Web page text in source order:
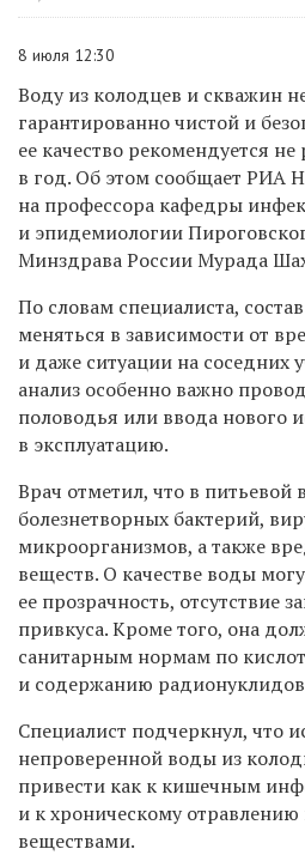
8 июля 12:30
Воду из колодцев и скважин
гарантированно чистой и
ее качество рекомендуется
в год. Об этом сообщает РИА
на профессора кафедры
и эпидемиологии
Минздрава России Мурада
По словам специалиста,
меняться в зависимости от
и даже ситуации на соседних
анализ особенно важно
половодья или ввода нового
в эксплуатацию.
Врач отметил, что в
болезнетворных бактерий,
микроорганизмов, а также
веществ. О качестве воды
ее прозрачность, отсутствие
привкуса. Кроме того, она
санитарным нормам по
и содержанию
Специалист подчеркнул, что
непроверенной воды из
привести как к кишечным
и к хроническому
веществами.